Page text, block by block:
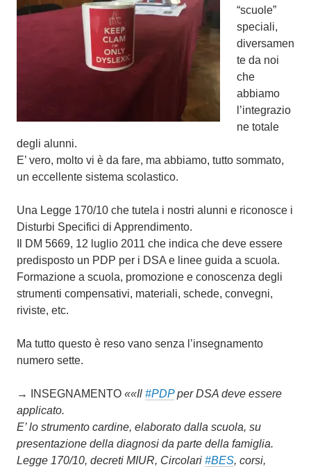
“scuole”
speciali,
diversamen
te da noi
che
abbiamo
l’integrazio
ne totale
degli alunni.
E’ vero, molto vi è da fare, ma abbiamo, tutto sommato,
un eccellente sistema scolastico.
Una Legge 170/10 che tutela i nostri alunni e riconosce i
Disturbi Specifici di Apprendimento.
Il DM 5669, 12 luglio 2011 che indica che deve essere
predisposto un PDP per i DSA e linee guida a scuola.
Formazione a scuola, promozione e conoscenza degli
strumenti compensativi, materiali, schede, convegni,
riviste, etc.
Ma tutto questo è reso vano senza l’insegnamento
numero sette.
→ INSEGNAMENTO ««Il #PDPper DSA deve essere
applicato.
E’ lo strumento cardine, elaborato dalla scuola, su
presentazione della diagnosi da parte della famiglia.
Legge 170/10, decreti MIUR, Circolari #BES, corsi,